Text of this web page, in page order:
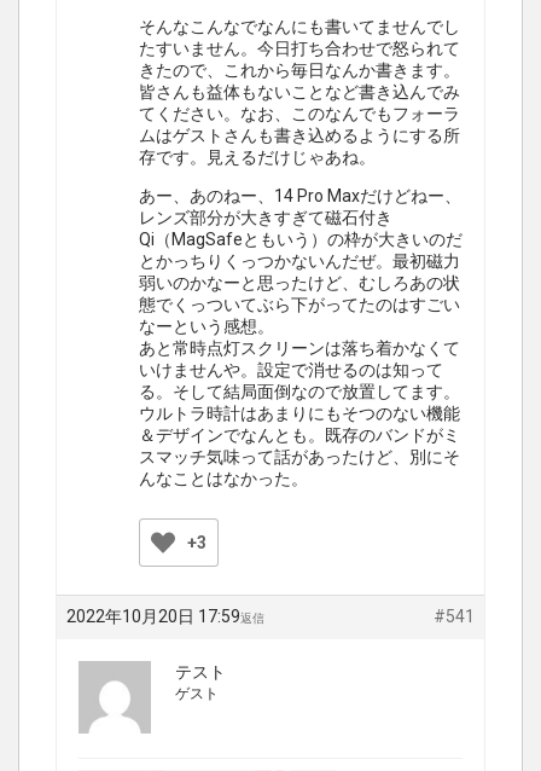
そんなこんなでなんにも書いてませんでし
たすいません。今日打ち合わせで怒られて
きたので、これから毎日なんか書きます。
皆さんも益体もないことなど書き込んでみ
てください。なお、このなんでもフォーラ
ムはゲストさんも書き込めるようにする所
存です。見えるだけじゃあね。
あー、あのねー、14 Pro Maxだけどねー、
レンズ部分が大きすぎて磁石付き
Qi（MagSafeともいう）の枠が大きいのだ
とかっちりくっつかないんだぜ。最初磁力
弱いのかなーと思ったけど、むしろあの状
態でくっついてぶら下がってたのはすごい
なーという感想。
あと常時点灯スクリーンは落ち着かなくて
いけませんや。設定で消せるのは知って
る。そして結局面倒なので放置してます。
ウルトラ時計はあまりにもそつのない機能
＆デザインでなんとも。既存のバンドがミ
スマッチ気味って話があったけど、別にそ
んなことはなかった。
+3
2022年10月20日 17:59 #541
返信
テスト
ゲスト